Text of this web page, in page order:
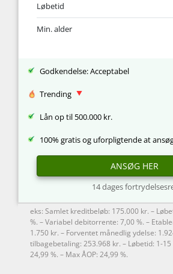
Løbetid
Min. alder
Godkendelse: Acceptabel
Trending
Lån op til 500.000 kr.
100% gratis og uforpligtende at
ANSØG HER
14 dages
eks: Samlet kreditbeløb: 175.000 kr. –
%. – Variabel debitorrente: 7,00 %. –
1.750 kr. – Forventet månedlig ydelse:
tilbagebetaling: 253.968 kr. – Løbetid: 1-15
24,99 %. – Max ÅOP: 24,99 %.